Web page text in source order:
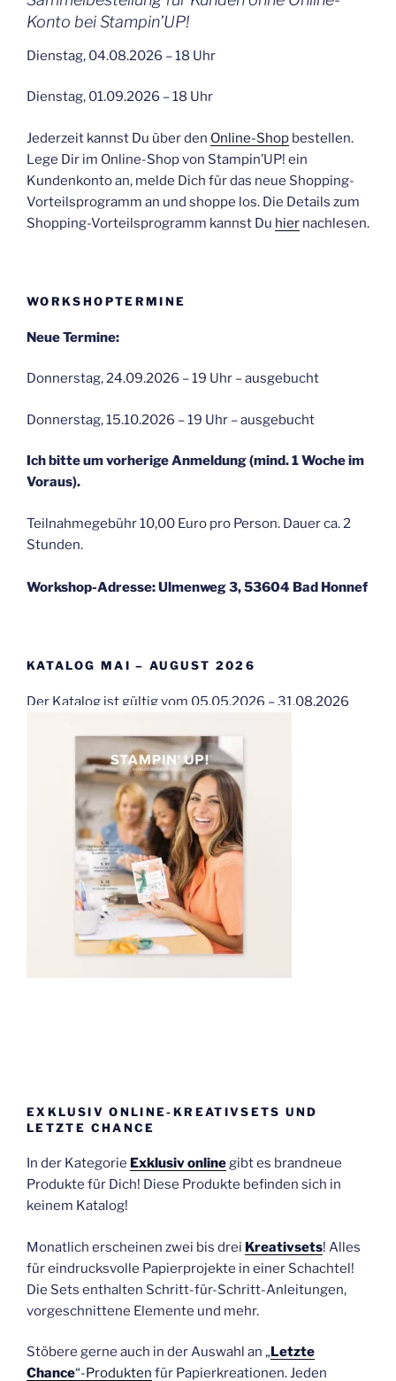
Konto bei Stampin’UP!
Dienstag, 04.08.2026 – 18 Uhr
Dienstag, 01.09.2026 – 18 Uhr
Jederzeit kannst Du über den Online-Shop bestellen.
Lege Dir im Online-Shop von Stampin’UP! ein
Kundenkonto an, melde Dich für das neue Shopping-
Vorteilsprogramm an und shoppe los. Die Details zum
Shopping-Vorteilsprogramm kannst Du hier nachlesen.
WORKSHOPTERMINE
Neue Termine:
Donnerstag, 24.09.2026 – 19 Uhr – ausgebucht
Donnerstag, 15.10.2026 – 19 Uhr – ausgebucht
Ich bitte um vorherige Anmeldung (mind. 1 Woche im
Voraus).
Teilnahmegebühr 10,00 Euro pro Person. Dauer ca. 2
Stunden.
Workshop-Adresse: Ulmenweg 3, 53604 Bad Honnef
KATALOG MAI – AUGUST 2026
Der Katalog ist gültig vom 05.05.2026 – 31.08.2026
EXKLUSIV ONLINE-KREATIVSETS UND
LETZTE CHANCE
In der Kategorie Exklusiv onlinegibt es brandneue
Produkte für Dich! Diese Produkte befinden sich in
keinem Katalog!
Monatlich erscheinen zwei bis drei Kreativsets! Alles
für eindrucksvolle Papierprojekte in einer Schachtel!
Die Sets enthalten Schritt-für-Schritt-Anleitungen,
vorgeschnittene Elemente und mehr.
Stöbere gerne auch in der Auswahl an „Letzte
Chance“-Produkten für Papierkreationen. Jeden